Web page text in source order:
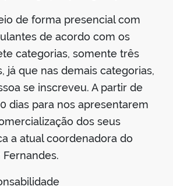
de forma presencial com
de acordo com os
categorias, somente três
já que nas demais categorias,
se inscreveu. A partir de
dias para nos apresentarem
dos seus
a atual coordenadora do